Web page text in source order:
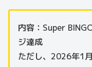
内容：Super
ジ達成
ただし、2026年1